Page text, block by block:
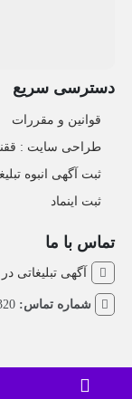
دسترسی سریع
قوانین و مقررات
طراحی سایت :
ثبت آگهی انبوه
ثبت اینماد
تماس با ما
آگهی تبلیغاتی
شماره تماس: